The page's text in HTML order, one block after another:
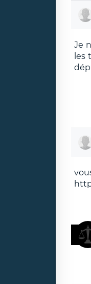
Je
les